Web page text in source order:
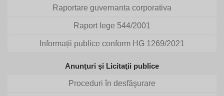
Raportare guvernanta corporativa
Raport lege 544/2001
Informații publice conform HG 1269/2021
Anunţuri şi Licitaţii publice
Proceduri în desfăşurare